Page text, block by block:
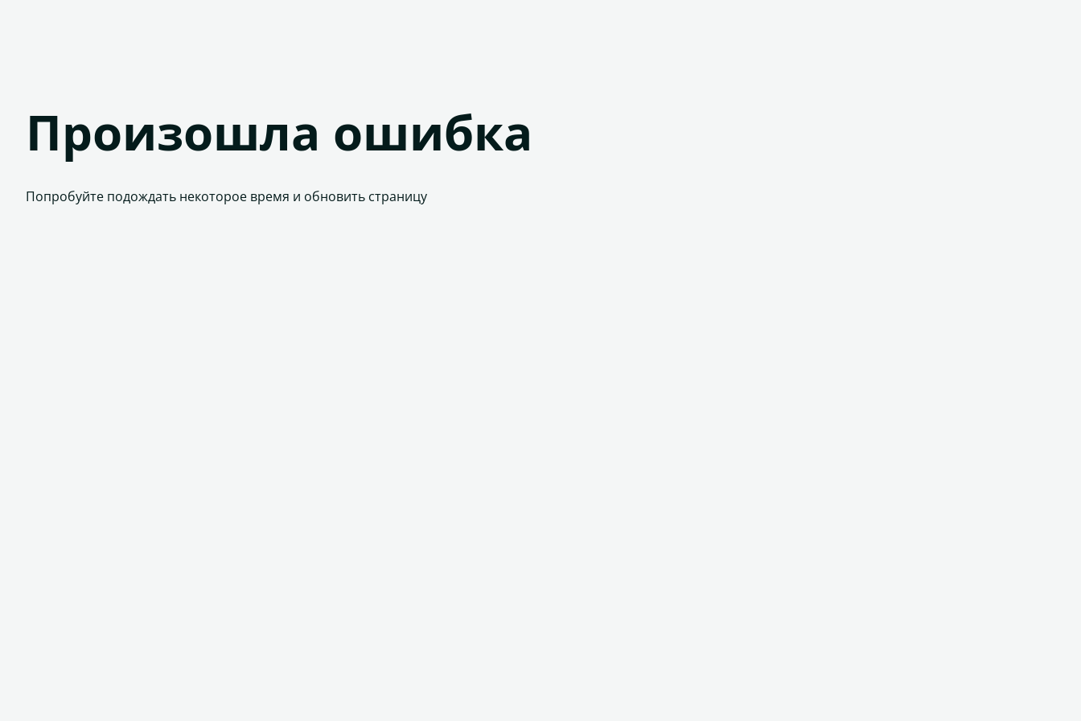
Произошла ошибка
Попробуйте подождать некоторое время и обновить страницу